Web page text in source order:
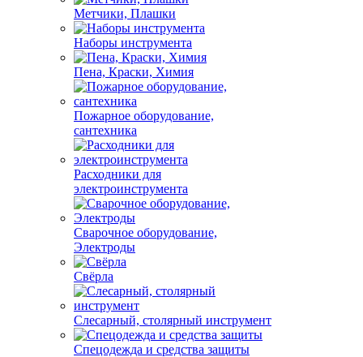
Метчики, Плашки
Наборы инструмента
Пена, Краски, Химия
Пожарное оборудование,
сантехника
Расходники для
электроинструмента
Сварочное оборудование,
Электроды
Свёрла
Слесарный, столярный инструмент
Спецодежда и средства защиты